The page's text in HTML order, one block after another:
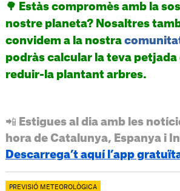
🌳 Estàs compromès amb la
nostre planeta? Nosaltres
convidem a la nostra
podràs calcular la teva petjada
reduir-la plantant arbres.
📲 Estigues al dia amb les
hora de Catalunya, Espanya i
Descarrega’t aquí l’app
PREVISIÓ METEOROLÒGICA